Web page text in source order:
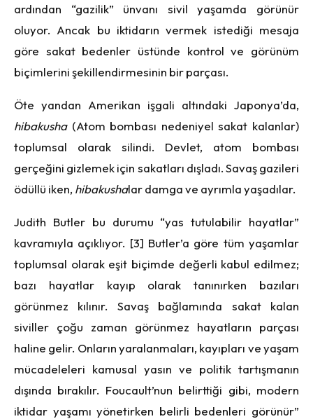
ardından “gazilik” ünvanı sivil yaşamda görünür
oluyor. Ancak bu iktidarın vermek istediği mesaja
göre sakat bedenler üstünde kontrol ve görünüm
biçimlerini şekillendirmesinin bir parçası.
Öte yandan Amerikan işgali altındaki Japonya’da,
hibakusha(Atom bombası nedeniyel sakat kalanlar)
toplumsal olarak silindi. Devlet, atom bombası
gerçeğini gizlemek için sakatları dışladı. Savaş gazileri
ödüllü iken, hibakushalar damga ve ayrımla yaşadılar.
Judith Butler bu durumu “yas tutulabilir hayatlar”
kavramıyla açıklıyor. [3] Butler’a göre tüm yaşamlar
toplumsal olarak eşit biçimde değerli kabul edilmez;
bazı hayatlar kayıp olarak tanınırken bazıları
görünmez kılınır. Savaş bağlamında sakat kalan
siviller çoğu zaman görünmez hayatların parçası
haline gelir. Onların yaralanmaları, kayıpları ve yaşam
mücadeleleri kamusal yasın ve politik tartışmanın
dışında bırakılır. Foucault’nun belirttiği gibi, modern
iktidar yaşamı yönetirken belirli bedenleri görünür”